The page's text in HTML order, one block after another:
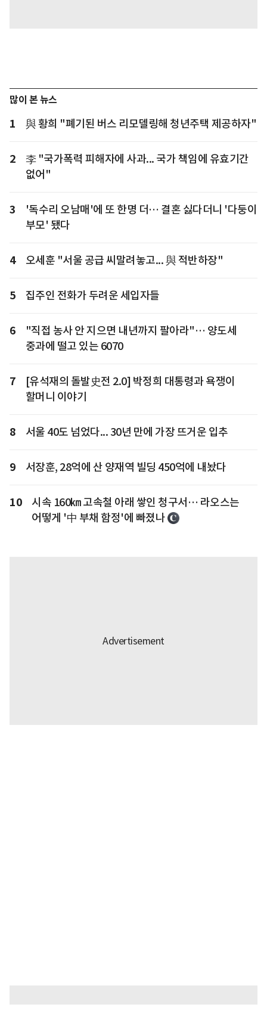
많이 본 뉴스
1 與 황희 "폐기된 버스 리모델링해 청년주택 제공하자"
2
李 "국가폭력 피해자에 사과... 국가 책임에 유효기간
없어"
3
'독수리 오남매'에 또 한명 더… 결혼 싫다더니 '다둥이
부모' 됐다
4 오세훈 "서울 공급 씨말려놓고... 與 적반하장"
5 집주인 전화가 두려운 세입자들
6
"직접 농사 안 지으면 내년까지 팔아라"… 양도세
중과에 떨고 있는 6070
7
[유석재의 돌발史전 2.0] 박정희 대통령과 욕쟁이
할머니 이야기
8 서울 40도 넘었다... 30년 만에 가장 뜨거운 입추
9 서장훈, 28억에 산 양재역 빌딩 450억에 내놨다
10
시속 160㎞ 고속철 아래 쌓인 청구서… 라오스는
어떻게 '中 부채 함정'에 빠졌나